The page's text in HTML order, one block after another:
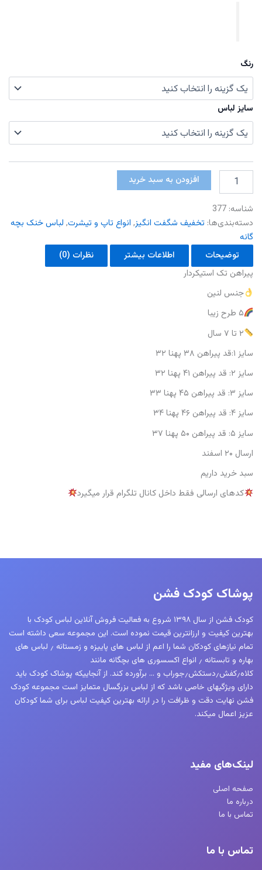
رنگ
سایز لباس
پیراهن
عدد
افزودن به سبد خرید
شناسه: 377
دسته‌بندی‌ها: تخفیف شگفت انگیز, انواع تاپ و تیشرت, لباس خنک بچه
گانه
توضیحات
اطلاعات بیشتر
نظرات (0)
پیراهن تک استیکردار
جنس لنین
۵ طرح زیبا
۲ تا ۷ سال
سایز ۱:قد پیراهن ۳۸ پهنا ۳۲
سایز ۲: قد پیراهن ۴۱ پهنا ۳۲
سایز ۳: قد پیراهن ۴۵ پهنا ۳۳
سایز ۴: قد پیراهن ۴۶ پهنا ۳۴
سایز ۵: قد پیراهن ۵۰ پهنا ۳۷
ارسال ۲۰ اسفند
سبد خرید داریم
کدهای ارسالی فقط داخل کانال تلگرام قرار میگیرد
پوشاک کودک فشن
کودک فشن از سال ۱۳۹۸ شروع به فعالیت فروش آنلاین لباس کودک با
بهترین کیفیت و ارزانترین قیمت نموده است. این مجموعه سعی داشته است
تمام نیازهای کودکان شما را اعم از لباس های پاییزه و زمستانه ٫ لباس های
بهاره و تابستانه ٫ انواع اکسسوری های بچگانه مانند
کلاه٫کفش٫دستکش٫جوراب و … برآورده کند. از آنجاییکه پوشاک کودک باید
دارای ویژگیهای خاصی باشد که از لباس بزرگسال متمایز است مجموعه کودک
فشن نهایت دقت و ظرافت را در ارائه بهترین کیفیت لباس برای شما کودکان
عزیز اعمال میکند.
لینک‌های مفید
صفحه اصلی
درباره ما
تماس با ما
تماس با ما